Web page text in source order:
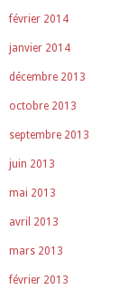
février 2014
janvier 2014
décembre 2013
octobre 2013
septembre 2013
juin 2013
mai 2013
avril 2013
mars 2013
février 2013